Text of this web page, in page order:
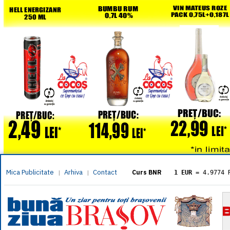
Mica Publicitate | Arhiva | Contact Curs BNR 1 EUR = 4.9774
= 5.8304
1 XAU= 464.4611
1 AED= 1.1933
1 AUD= 2.7957
1 BGN= 2.5449